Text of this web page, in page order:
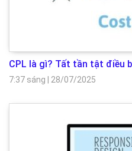
CPL là gì? Tất tần tật điều
7:37 sáng 28/07/2025